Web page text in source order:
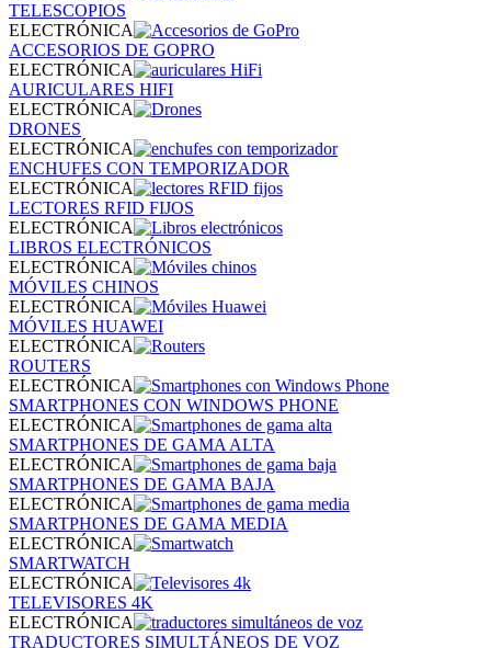
TELESCOPIOS
ELECTRÓNICA
ACCESORIOS DE GOPRO
ELECTRÓNICA
AURICULARES HIFI
ELECTRÓNICA
DRONES
ELECTRÓNICA
ENCHUFES CON TEMPORIZADOR
ELECTRÓNICA
LECTORES RFID FIJOS
ELECTRÓNICA
LIBROS ELECTRÓNICOS
ELECTRÓNICA
MÓVILES CHINOS
ELECTRÓNICA
MÓVILES HUAWEI
ELECTRÓNICA
ROUTERS
ELECTRÓNICA
SMARTPHONES CON WINDOWS PHONE
ELECTRÓNICA
SMARTPHONES DE GAMA ALTA
ELECTRÓNICA
SMARTPHONES DE GAMA BAJA
ELECTRÓNICA
SMARTPHONES DE GAMA MEDIA
ELECTRÓNICA
SMARTWATCH
ELECTRÓNICA
TELEVISORES 4K
ELECTRÓNICA
TRADUCTORES SIMULTÁNEOS DE VOZ